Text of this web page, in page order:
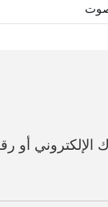
الإلكتروني